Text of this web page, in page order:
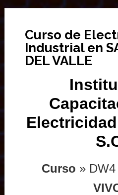
Curso de
Industrial en
DEL VALLE
Curso »